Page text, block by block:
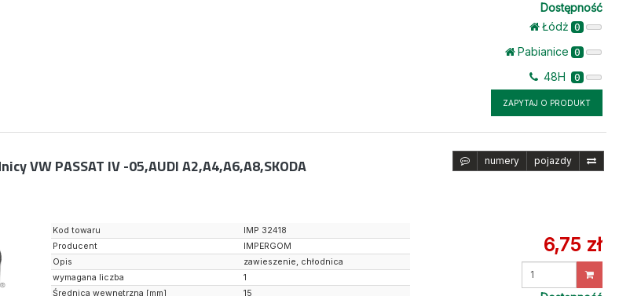
Dostępność
Łódż 0
Pabianice 0
48H 0
ZAPYTAJ O PRODUKT
VW PASSAT IV -05,AUDI A2,A4,A6,A8,SKODA numery pojazdy
6,75 zł
Wprowadź
Kod towaru
IMP 32418
Producent
IMPERGOM
Opis
zawieszenie, chłodnica
wymagana liczba
1
Średnica wewnętrzna [mm]
15